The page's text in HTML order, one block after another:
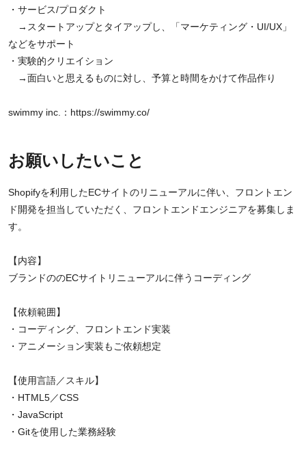
・サービス/プロダクト
→スタートアップとタイアップし、「マーケティング・UI/UX」
などをサポート
・実験的クリエイション
→面白いと思えるものに対し、予算と時間をかけて作品作り
swimmy inc.： https://swimmy.co/
お願いしたいこと
Shopifyを利用したECサイトのリニューアルに伴い、フロントエン
ド開発を担当していただく、フロントエンドエンジニアを募集しま
す。
【内容】
ブランドののECサイトリニューアルに伴うコーディング
【依頼範囲】
・コーディング、フロントエンド実装
・アニメーション実装もご依頼想定
【使用言語／スキル】
・HTML5／CSS
・JavaScript
・Gitを使用した業務経験